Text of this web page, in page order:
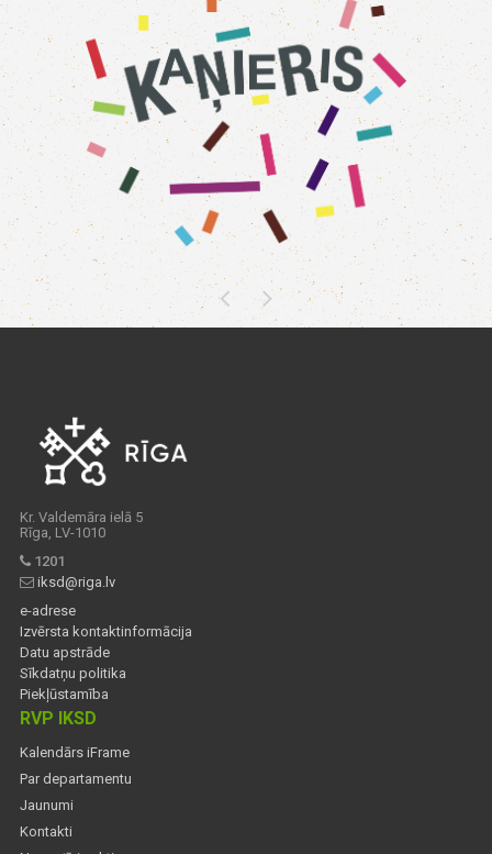
Kr. Valdemāra ielā 5
Rīga, LV-1010
1201
iksd@riga.lv
e-adrese
Izvērsta kontaktinformācija
Datu apstrāde
Sīkdatņu politika
Piekļūstamība
RVP IKSD
Kalendārs iFrame
Par departamentu
Jaunumi
Kontakti